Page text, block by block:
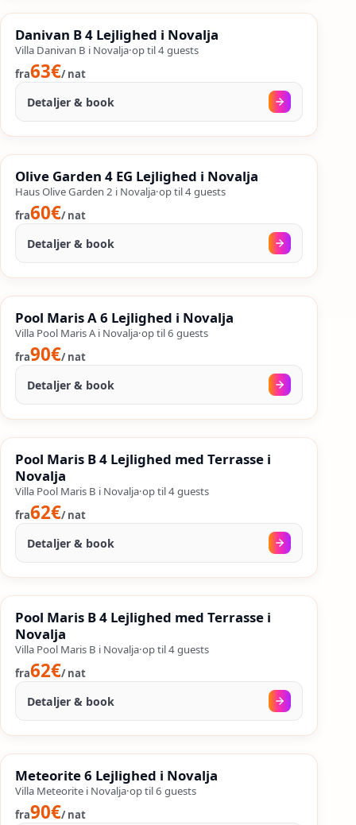
SALES
OP TIL−51%
Danivan B 4 Lejlighed i Novalja
Villa Danivan B i Novalja·op til4guests
fra63€/nat
Detaljer & book
SALES
OP TIL−46%
27. aug.–25. sep.
Olive Garden 4 EG Lejlighed i Novalja
Haus Olive Garden 2 i Novalja·op til4guests
fra60€/nat
Detaljer & book
SALES
OP TIL− 44%
30. aug.–25. sep.
Pool Maris A 6 Lejlighed i Novalja
Villa Pool Maris A i Novalja·op til6 guests
fra90€/nat
Detaljer & book
SALES
OP TIL − 45%
18. aug.–25. sep.
Pool Maris B 4 Lejlighed med Terrasse i
Novalja
Villa Pool Maris B i Novalja·op til4guests
fra62€/nat
Detaljer & book
SALES
OP TIL − 45%
18. aug.–25. sep.
Pool Maris B 4 Lejlighed med Terrasse i
Novalja
Villa Pool Maris B i Novalja·op til4guests
fra62€/nat
Detaljer & book
SALES
OP TIL−53%
13. aug.–19. sep.
Meteorite 6 Lejlighed i Novalja
Villa Meteorite i Novalja·op til6 guests
fra90€/nat